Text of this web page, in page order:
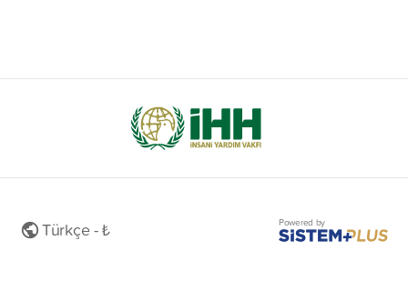
Türkçe - ₺ Powered by